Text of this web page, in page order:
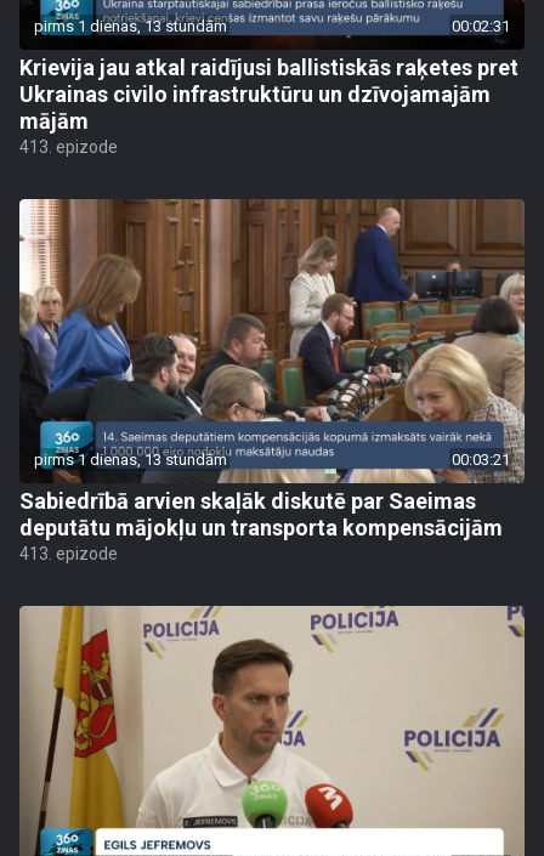
pirms 1 dienas, 13 stundām 00:02:31
Krievija jau atkal raidījusi ballistiskās raķetes pret
Ukrainas civilo infrastruktūru un dzīvojamajām
mājām
413. epizode
pirms 1 dienas, 13 stundām 00:03:21
Sabiedrībā arvien skaļāk diskutē par Saeimas
deputātu mājokļu un transporta kompensācijām
413. epizode